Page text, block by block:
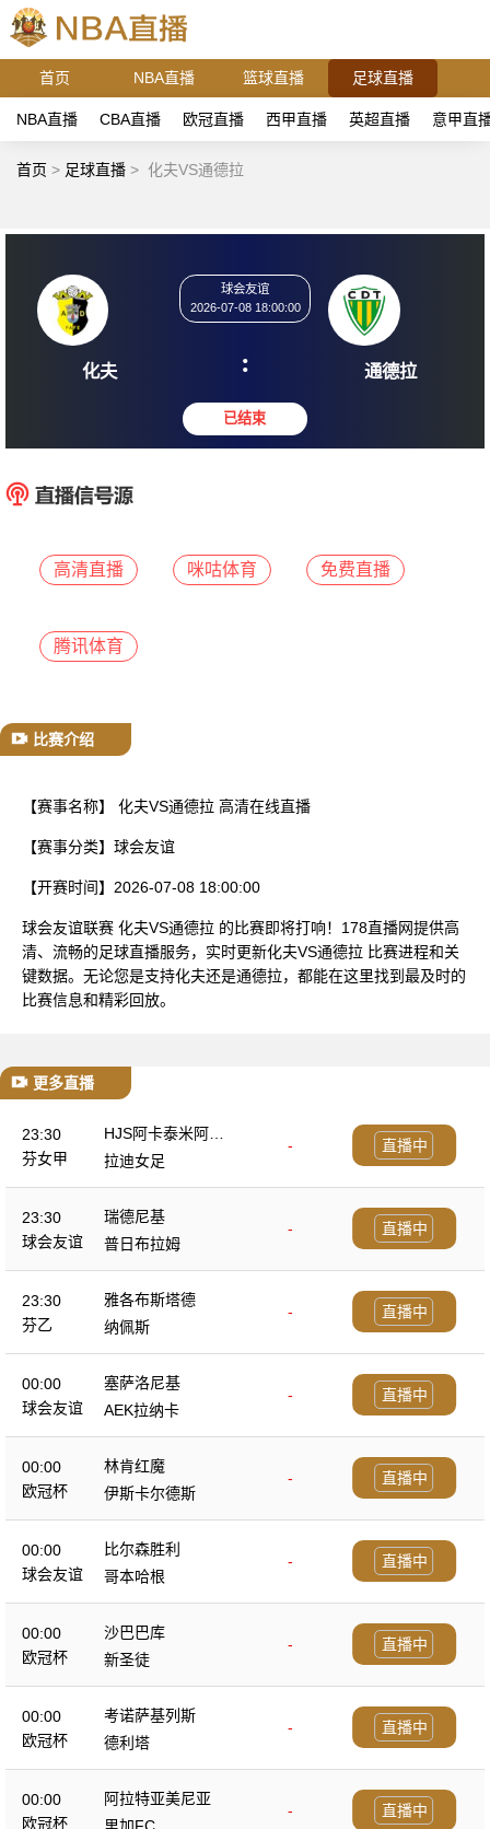
首页 NBA直播 篮球直播 足球直播
NBA直播 CBA直播 欧冠直播 西甲直播 英超直播 意甲直
首页 > 足球直播 > 化夫VS通德拉
化夫
2026-07-08 18:00:00
: 通
高清直播 咪咕体育 免费直播
腾讯体育
比赛介绍
【赛事名称】 化夫VS通德拉 高清在线直播
【赛事分类】 球会友谊
【开赛时间】 2026-07-08 18:00:00
球会友谊联赛 化夫VS通德拉 的比赛即将打响！178直播网提供高
清、流畅的足球直播服务，实时更新化夫VS通德拉 比赛进程和关
键数据。无论您是支持化夫还是通德拉，都能在这里找到最及时的
比赛信息和精彩回放。
更多直播
23:30
芬女甲
HJS阿卡泰米阿女
足
-
拉迪女足
直播中
23:30
球会友谊
瑞德尼基
-
普日布拉姆
直播中
23:30
芬乙
雅各布斯塔德
-
纳佩斯
直播中
00:00
球会友谊
塞萨洛尼基
-
AEK拉纳卡
直播中
00:00
欧冠杯
林肯红魔
-
伊斯卡尔德斯
直播中
00:00
球会友谊
比尔森胜利
-
哥本哈根
直播中
00:00
欧冠杯
沙巴巴库
-
新圣徒
直播中
00:00
欧冠杯
考诺萨基列斯
-
德利塔
直播中
00:00
欧冠杯
阿拉特亚美尼亚
-
直播中